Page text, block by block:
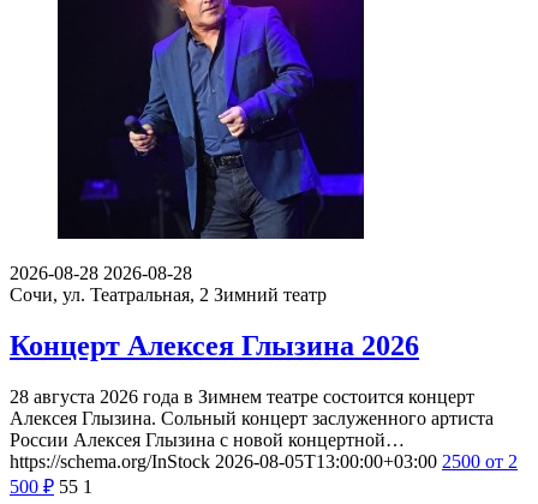
2026-08-28 2026-08-28
Сочи, ул. Театральная, 2 Зимний театр
Концерт Алексея Глызина 2026
28 августа 2026 года в Зимнем театре состоится концерт
Алексея Глызина. Сольный концерт заслуженного артиста
России Алексея Глызина с новой концертной…
https://schema.org/InStock 2026-08-05T13:00:00+03:00 2500 от 2
500 ₽ 55 1